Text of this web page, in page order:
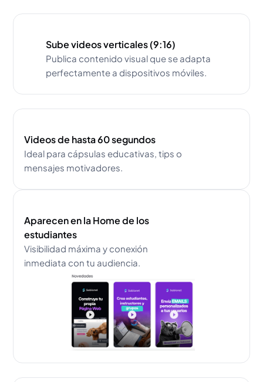
Sube videos verticales (9:16)
Publica contenido visual que se adapta
perfectamente a dispositivos móviles.
Videos de hasta 60 segundos
Ideal para cápsulas educativas, tips o
mensajes motivadores.
Aparecen en la Home de los
estudiantes
Visibilidad máxima y conexión
inmediata con tu audiencia.